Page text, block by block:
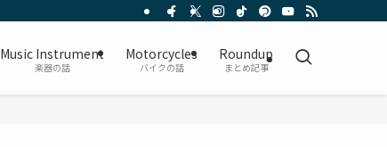
Music Instrument
楽器の話
Motorcycles
バイクの話
Roundup
まとめ記事